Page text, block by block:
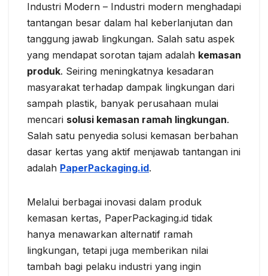
Industri Modern – Industri modern menghadapi
tantangan besar dalam hal keberlanjutan dan
tanggung jawab lingkungan. Salah satu aspek
yang mendapat sorotan tajam adalah kemasan
produk. Seiring meningkatnya kesadaran
masyarakat terhadap dampak lingkungan dari
sampah plastik, banyak perusahaan mulai
mencari solusi kemasan ramah lingkungan.
Salah satu penyedia solusi kemasan berbahan
dasar kertas yang aktif menjawab tantangan ini
adalah PaperPackaging.id.
Melalui berbagai inovasi dalam produk
kemasan kertas, PaperPackaging.id tidak
hanya menawarkan alternatif ramah
lingkungan, tetapi juga memberikan nilai
tambah bagi pelaku industri yang ingin